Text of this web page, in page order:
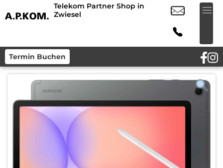
Telekom Partner Shop in
Zwiesel
Termin Buchen